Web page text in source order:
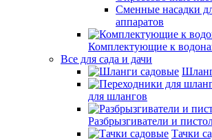
Сменные насадки
аппаратов
Комплектующие к
Все для сада и дачи
для шлангов
Разбрызгиватели и
Тачки